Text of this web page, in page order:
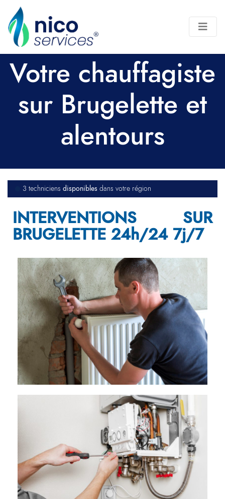
Votre chauffagiste
sur Brugelette et
alentours
3 techniciensdisponibles dans votre région
INTERVENTIONS SUR
BRUGELETTE 24h/24 7j/7